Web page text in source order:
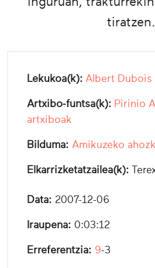
tiratzen.
Lekukoa(k): Albert Dubois
Artxibo-funtsa(k): Pirinio
artxiboak
Bilduma: Amikuzeko
Elkarrizketatzailea(k):
Data: 2007-12-06
Iraupena: 0:03:12
Erreferentzia: 9-3